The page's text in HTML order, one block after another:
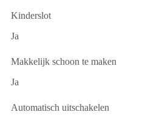
Kinderslot
Ja
Makkelijk schoon te maken
Ja
Automatisch uitschakelen